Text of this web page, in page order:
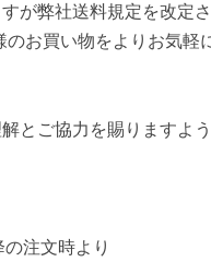
が弊社送料規定を改定
のお買い物をよりお気
とご協力を賜りますよ
注文時より